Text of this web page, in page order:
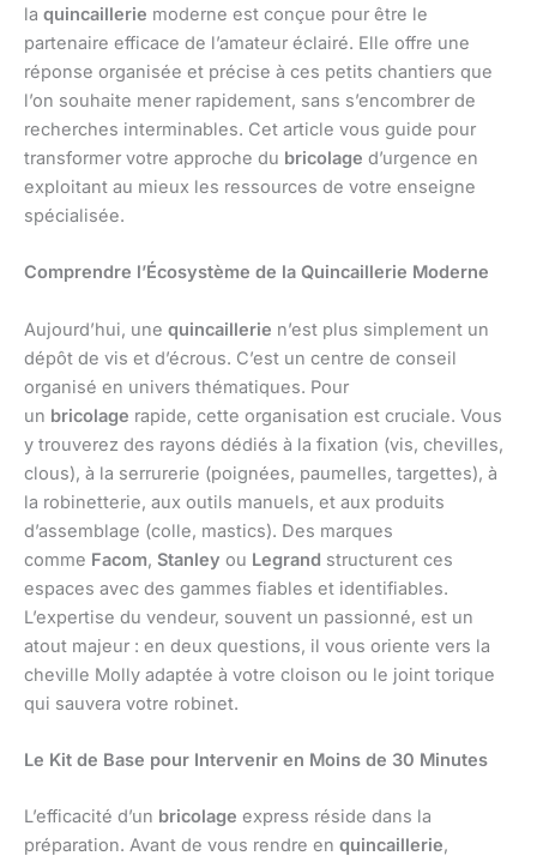
la quincaillerie moderne est conçue pour être le
partenaire efficace de l’amateur éclairé. Elle offre une
réponse organisée et précise à ces petits chantiers que
l’on souhaite mener rapidement, sans s’encombrer de
recherches interminables. Cet article vous guide pour
transformer votre approche du bricolage d’urgence en
exploitant au mieux les ressources de votre enseigne
spécialisée.
Comprendre l’Écosystème de la Quincaillerie Moderne
Aujourd’hui, une quincaillerie n’est plus simplement un
dépôt de vis et d’écrous. C’est un centre de conseil
organisé en univers thématiques. Pour
un bricolage rapide, cette organisation est cruciale. Vous
y trouverez des rayons dédiés à la fixation (vis, chevilles,
clous), à la serrurerie (poignées, paumelles, targettes), à
la robinetterie, aux outils manuels, et aux produits
d’assemblage (colle, mastics). Des marques
comme Facom, Stanley ou Legrand structurent ces
espaces avec des gammes fiables et identifiables.
L’expertise du vendeur, souvent un passionné, est un
atout majeur : en deux questions, il vous oriente vers la
cheville Molly adaptée à votre cloison ou le joint torique
qui sauvera votre robinet.
Le Kit de Base pour Intervenir en Moins de 30 Minutes
L’efficacité d’un bricolage express réside dans la
préparation. Avant de vous rendre en quincaillerie,